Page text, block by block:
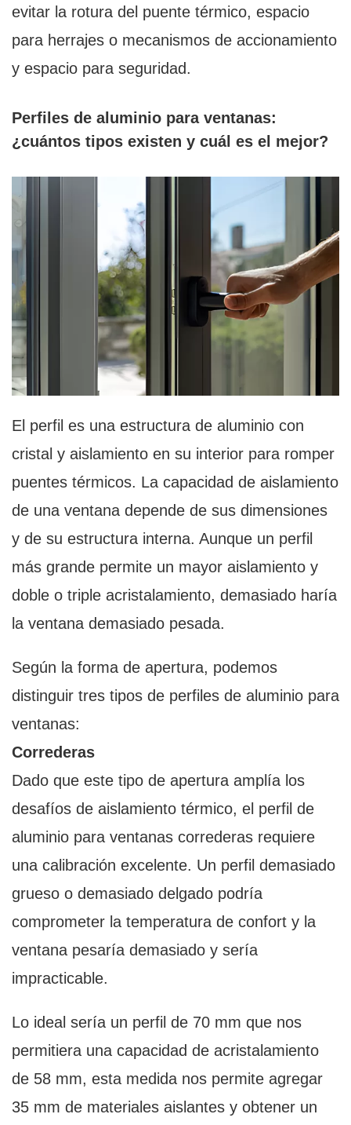
evitar la rotura del puente térmico, espacio
para herrajes o mecanismos de accionamiento
y espacio para seguridad.
Perfiles de aluminio para ventanas:
¿cuántos tipos existen y cuál es el mejor?
El perfil es una estructura de aluminio con
cristal y aislamiento en su interior para romper
puentes térmicos. La capacidad de aislamiento
de una ventana depende de sus dimensiones
y de su estructura interna. Aunque un perfil
más grande permite un mayor aislamiento y
doble o triple acristalamiento, demasiado haría
la ventana demasiado pesada.
Según la forma de apertura, podemos
distinguir tres tipos de perfiles de aluminio para
ventanas:
Correderas
Dado que este tipo de apertura amplía los
desafíos de aislamiento térmico, el perfil de
aluminio para ventanas correderas requiere
una calibración excelente. Un perfil demasiado
grueso o demasiado delgado podría
comprometer la temperatura de confort y la
ventana pesaría demasiado y sería
impracticable.
Lo ideal sería un perfil de 70 mm que nos
permitiera una capacidad de acristalamiento
de 58 mm, esta medida nos permite agregar
35 mm de materiales aislantes y obtener un